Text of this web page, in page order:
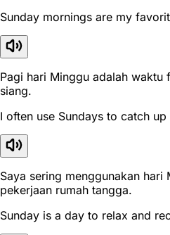
Sunday mornings are my
Pagi hari Minggu adalah waktu
siang.
I often use Sundays to catch
Saya sering menggunakan hari
pekerjaan rumah tangga.
Sunday is a day to relax and